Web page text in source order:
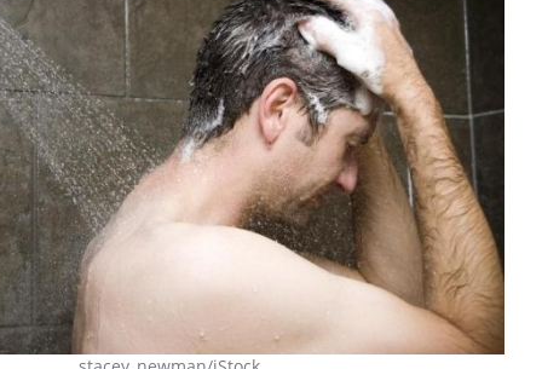
comment le travail
empiète de plus en plus